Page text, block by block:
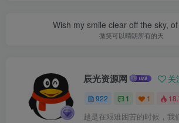
Wish my smile clear off the sky,
微笑可以晴朗所有的天
辰光资源网 关
922 1 1
越是在艰难困苦的时候，我